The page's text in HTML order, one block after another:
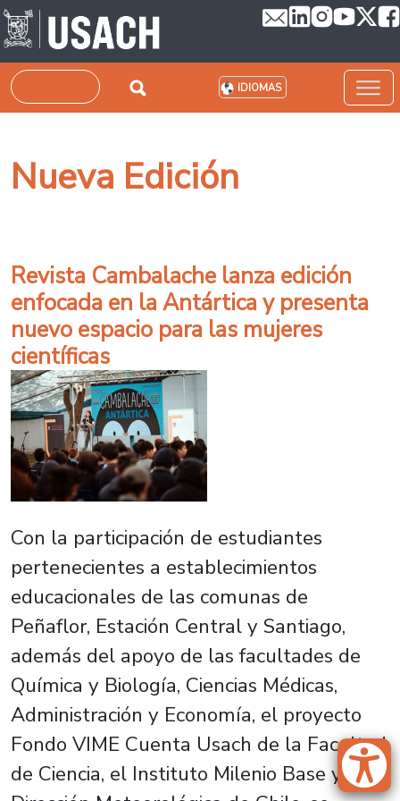
Pasar al contenido principal
Buscar IDIOMAS
Nueva Edición
Revista Cambalache lanza edición
enfocada en la Antártica y presenta
nuevo espacio para las mujeres
científicas
Con la participación de estudiantes
pertenecientes a establecimientos
educacionales de las comunas de
Peñaflor, Estación Central y Santiago,
además del apoyo de las facultades de
Química y Biología, Ciencias Médicas,
Administración y Economía, el proyecto
Fondo VIME Cuenta Usach de la Facultad
de Ciencia, el Instituto Milenio Base y la